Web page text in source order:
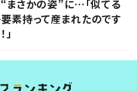
まさかの姿”に…「似てる
要素持って産まれたのです